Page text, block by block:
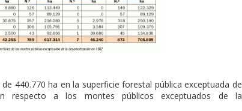
440.770 ha en la superficie forestal pública exceptuada de
respecto a los montes públicos exceptuados de la